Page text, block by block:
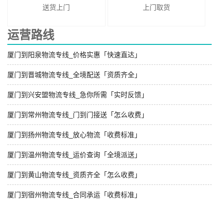
送货上门 上门取货
运营路线
厦门到阳泉物流专线_价格实惠「快速直达」
厦门到晋城物流专线_全境配送「资质齐全」
厦门到兴安盟物流专线_急你所需「实时反馈」
厦门到常州物流专线_门到门接送「怎么收费」
厦门到扬州物流专线_放心物流「收费标准」
厦门到温州物流专线_运价查询「全境派送」
厦门到黄山物流专线_资质齐全「怎么收费」
厦门到宿州物流专线_合同承运「收费标准」